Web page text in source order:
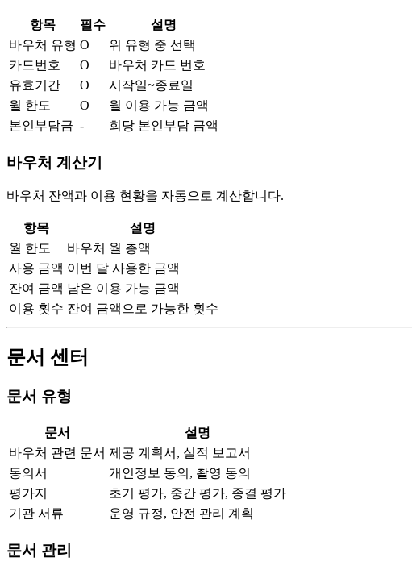
항목 필수
설명
바우처 유형 O
위 유형 중 선택
카드번호
O
바우처 카드 번호
유효기간
O
시작일~종료일
월 한도
O
월 이용 가능 금액
본인부담금 - 회당 본인부담 금액
바우처 계산기
바우처 잔액과 이용 현황을 자동으로 계산합니다.
항목
설명
월 한도
바우처 월 총액
사용 금액 이번 달 사용한 금액
잔여 금액 남은 이용 가능 금액
이용 횟수 잔여 금액으로 가능한 횟수
문서 센터
문서 유형
문서
설명
바우처 관련 문서 제공 계획서, 실적 보고서
동의서
개인정보 동의, 촬영 동의
평가지
초기 평가, 중간 평가, 종결 평가
기관 서류
운영 규정, 안전 관리 계획
문서 관리